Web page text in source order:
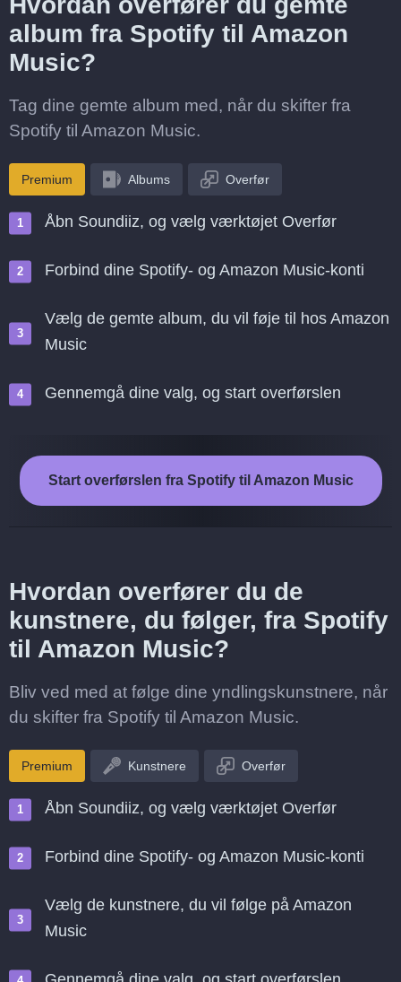
album fra Spotify til Amazon
Music?
Tag dine gemte album med, når du skifter fra
Spotify til Amazon Music.
Premium Albums Overfør
Åbn Soundiiz, og vælg værktøjet Overfør
Forbind dine Spotify- og Amazon Music-konti
Vælg de gemte album, du vil føje til hos Amazon
Music
Gennemgå dine valg, og start overførslen
Start overførslen fra Spotify til Amazon Music
Hvordan overfører du de
kunstnere, du følger, fra Spotify
til Amazon Music?
Bliv ved med at følge dine yndlingskunstnere, når
du skifter fra Spotify til Amazon Music.
Premium Kunstnere Overfør
Åbn Soundiiz, og vælg værktøjet Overfør
Forbind dine Spotify- og Amazon Music-konti
Vælg de kunstnere, du vil følge på Amazon
Music